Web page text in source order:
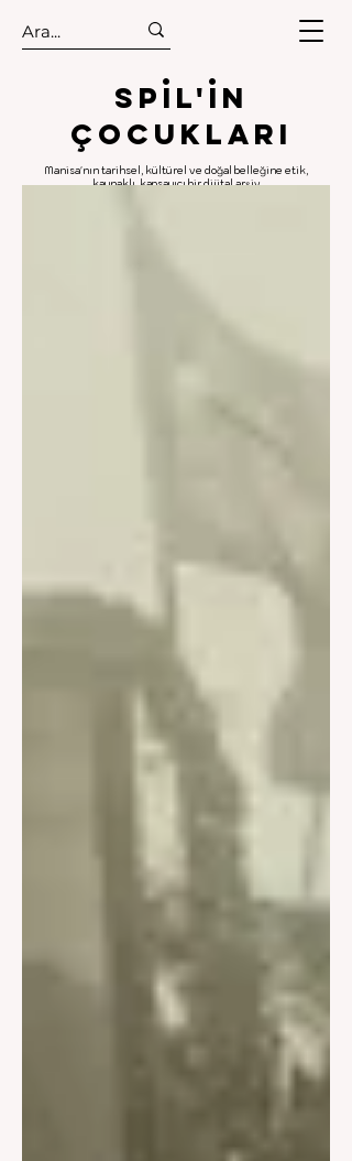
.
.
Spıl'in
Çocukları
Manisa'nın tarihsel, kültürel ve doğal belleğine etik,
kaynaklı, kapsayıcı bir dijital arşiv